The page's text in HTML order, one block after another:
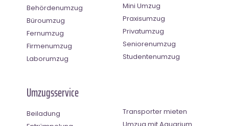
Behördenumzug
Büroumzug
Fernumzug
Firmenumzug
Laborumzug
Mini Umzug
Praxisumzug
Privatumzug
Seniorenumzug
Studentenumzug
Umzugsservice
Beiladung
Transporter mieten